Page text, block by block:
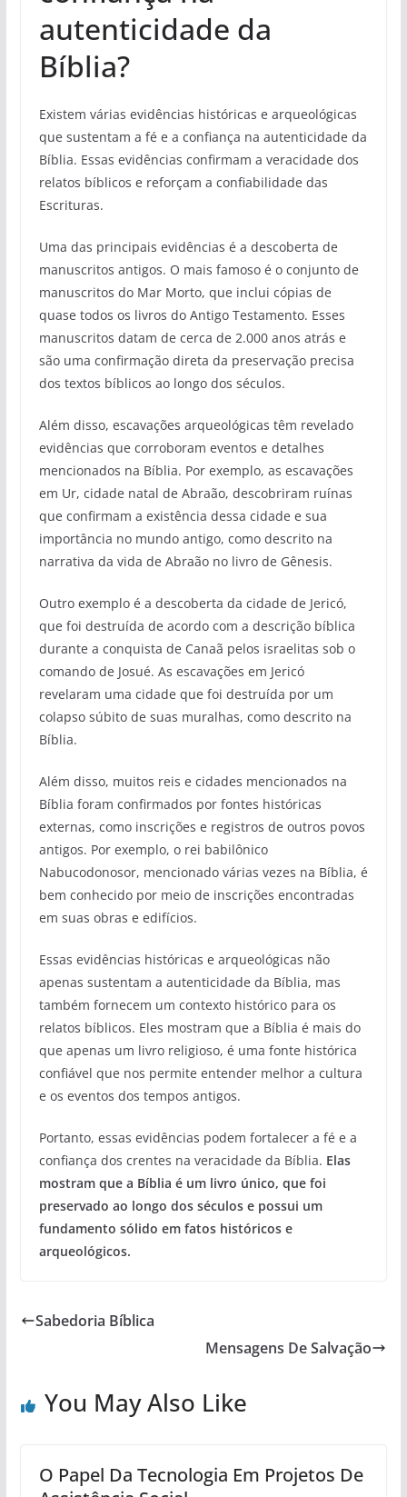
autenticidade da
Bíblia?
Existem várias evidências históricas e arqueológicas
que sustentam a fé e a confiança na autenticidade da
Bíblia. Essas evidências confirmam a veracidade dos
relatos bíblicos e reforçam a confiabilidade das
Escrituras.
Uma das principais evidências é a descoberta de
manuscritos antigos. O mais famoso é o conjunto de
manuscritos do Mar Morto, que inclui cópias de
quase todos os livros do Antigo Testamento. Esses
manuscritos datam de cerca de 2.000 anos atrás e
são uma confirmação direta da preservação precisa
dos textos bíblicos ao longo dos séculos.
Além disso, escavações arqueológicas têm revelado
evidências que corroboram eventos e detalhes
mencionados na Bíblia. Por exemplo, as escavações
em Ur, cidade natal de Abraão, descobriram ruínas
que confirmam a existência dessa cidade e sua
importância no mundo antigo, como descrito na
narrativa da vida de Abraão no livro de Gênesis.
Outro exemplo é a descoberta da cidade de Jericó,
que foi destruída de acordo com a descrição bíblica
durante a conquista de Canaã pelos israelitas sob o
comando de Josué. As escavações em Jericó
revelaram uma cidade que foi destruída por um
colapso súbito de suas muralhas, como descrito na
Bíblia.
Além disso, muitos reis e cidades mencionados na
Bíblia foram confirmados por fontes históricas
externas, como inscrições e registros de outros povos
antigos. Por exemplo, o rei babilônico
Nabucodonosor, mencionado várias vezes na Bíblia, é
bem conhecido por meio de inscrições encontradas
em suas obras e edifícios.
Essas evidências históricas e arqueológicas não
apenas sustentam a autenticidade da Bíblia, mas
também fornecem um contexto histórico para os
relatos bíblicos. Eles mostram que a Bíblia é mais do
que apenas um livro religioso, é uma fonte histórica
confiável que nos permite entender melhor a cultura
e os eventos dos tempos antigos.
Portanto, essas evidências podem fortalecer a fé e a
confiança dos crentes na veracidade da Bíblia. Elas
mostram que a Bíblia é um livro único, que foi
preservado ao longo dos séculos e possui um
fundamento sólido em fatos históricos e
arqueológicos.
Sabedoria Bíblica
Mensagens De Salvação
You May Also Like
O Papel Da Tecnologia Em Projetos De